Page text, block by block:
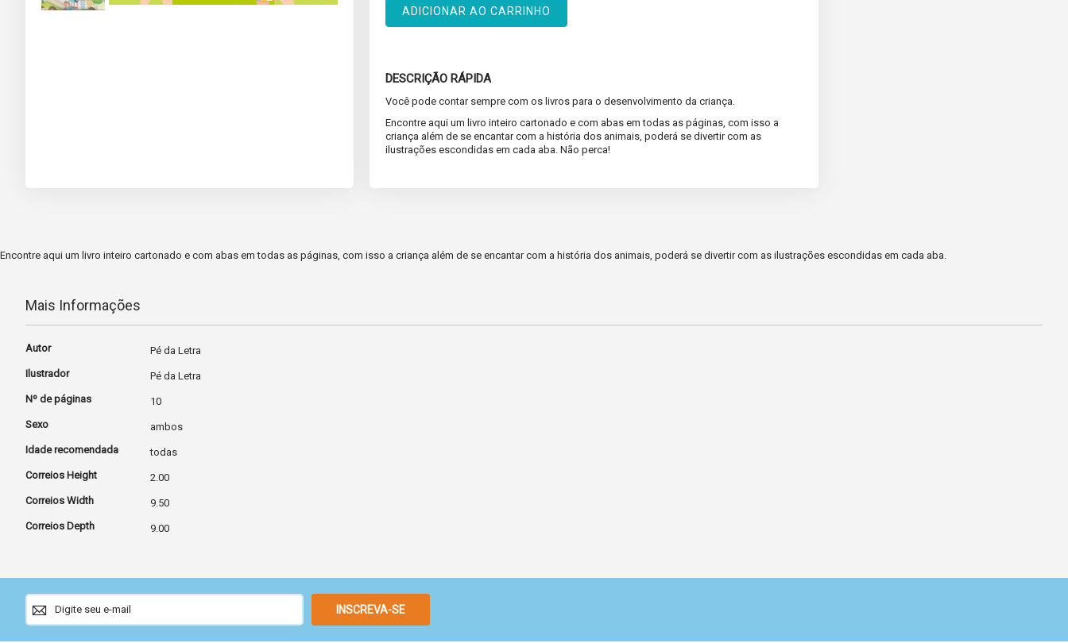
ADICIONAR AO CARRINHO
DESCRIÇÃO RÁPIDA
Você pode contar sempre com os livros para o desenvolvimento da criança.
Encontre aqui um livro inteiro cartonado e com abas em todas as páginas, com isso a
criança além de se encantar com a história dos animais, poderá se divertir com as
ilustrações escondidas em cada aba. Não perca!
Encontre aqui um livro inteiro cartonado e com abas em todas as páginas, com isso a criança além de se encantar com a história dos animais, poderá se divertir com as ilustrações escondidas em cada aba.
Mais Informações
Mais
Autor
Pé da Letra
Ilustrador
Pé da Letra
Nº de páginas
10
Sexo
ambos
Idade recomendada
todas
Correios Height
2.00
Correios Width
9.50
Correios Depth
9.00
Sign
Up
for
Our
INSCREVA-SE